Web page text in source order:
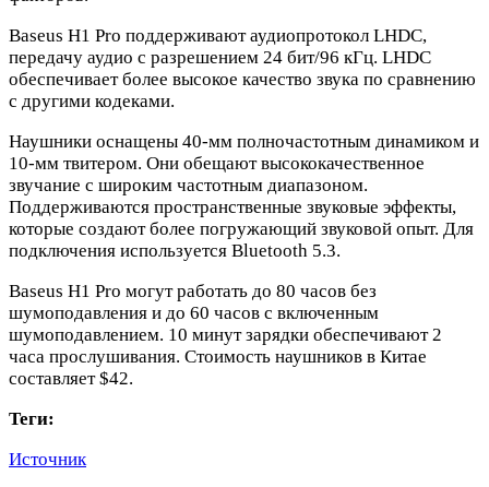
Baseus H1 Pro поддерживают аудиопротокол LHDC,
передачу аудио с разрешением 24 бит/96 кГц. LHDC
обеспечивает более высокое качество звука по сравнению
с другими кодеками.
Наушники оснащены 40-мм полночастотным динамиком и
10-мм твитером. Они обещают высококачественное
звучание с широким частотным диапазоном.
Поддерживаются пространственные звуковые эффекты,
которые создают более погружающий звуковой опыт. Для
подключения используется Bluetooth 5.3.
Baseus H1 Pro могут работать до 80 часов без
шумоподавления и до 60 часов с включенным
шумоподавлением. 10 минут зарядки обеспечивают 2
часа прослушивания. Стоимость наушников в Китае
составляет $42.
Теги:
Источник